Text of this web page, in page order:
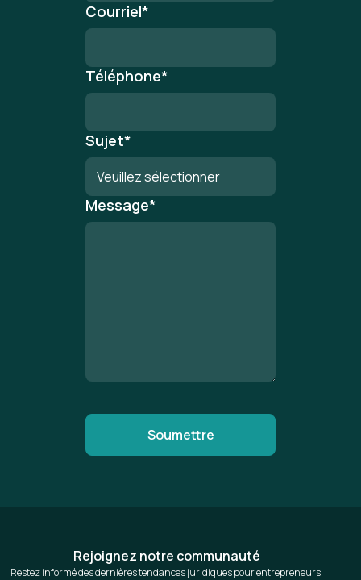
Courriel*
Téléphone*
Sujet*
Message*
Rejoignez notre communauté
Restez informé des dernières tendances juridiques pour entrepreneurs.